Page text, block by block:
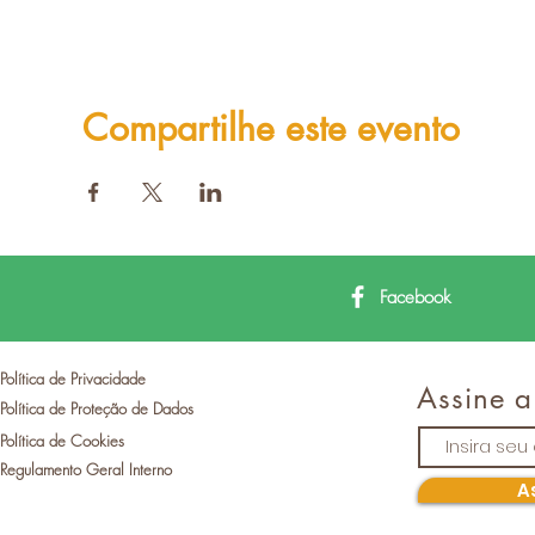
Compartilhe este evento
Facebook
Política de Privacidade
Política de Proteção de Dados
Política de Cookies
Regulamento Geral Interno
Assine